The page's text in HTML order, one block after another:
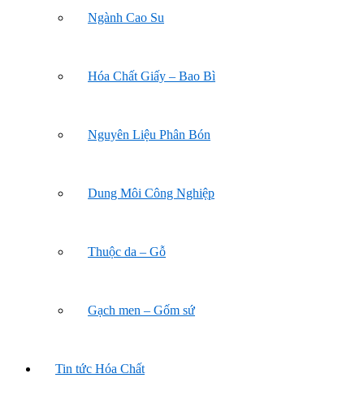
Ngành Cao Su
Hóa Chất Giấy – Bao Bì
Nguyên Liệu Phân Bón
Dung Môi Công Nghiệp
Thuộc da – Gỗ
Gạch men – Gốm sứ
Tin tức Hóa Chất